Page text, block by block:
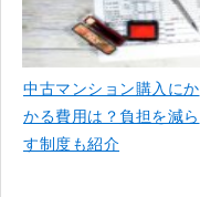
中古マンション購入にか
かる費用は？負担を減ら
す制度も紹介